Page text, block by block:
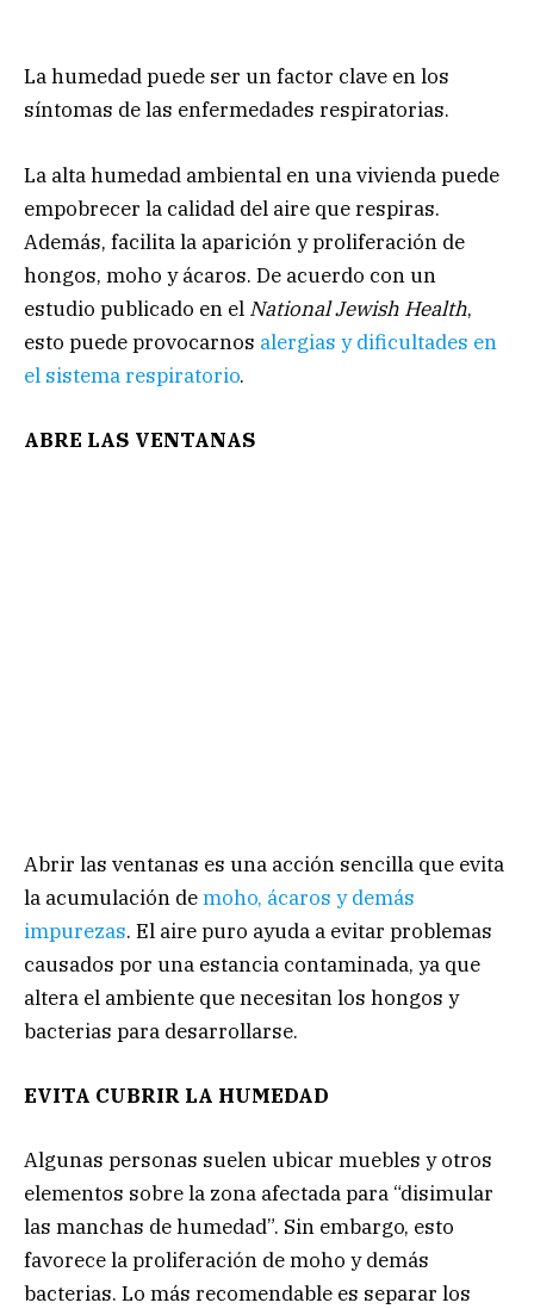
La humedad puede ser un factor clave en los
síntomas de las enfermedades respiratorias.
La alta humedad ambiental en una vivienda puede
empobrecer la calidad del aire que respiras.
Además, facilita la aparición y proliferación de
hongos, moho y ácaros. De acuerdo con un
estudio publicado en el National Jewish Health,
esto puede provocarnos alergias y dificultades en
el sistema respiratorio.
ABRE LAS VENTANAS
Abrir las ventanas es una acción sencilla que evita
la acumulación demoho, ácaros y demás
impurezas. El aire puro ayuda a evitar problemas
causados por una estancia contaminada, ya que
altera el ambiente que necesitan los hongos y
bacterias para desarrollarse.
EVITA CUBRIR LA HUMEDAD
Algunas personas suelen ubicar muebles y otros
elementos sobre la zona afectada para “disimular
las manchas de humedad”. Sin embargo, esto
favorece la proliferación de moho y demás
bacterias. Lo más recomendable es separar los